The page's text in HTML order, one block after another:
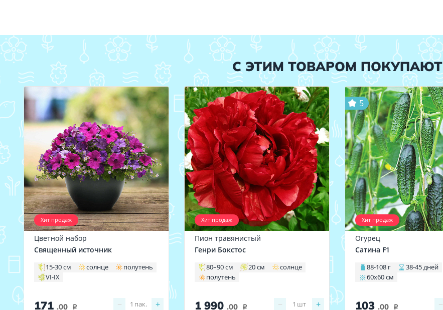
С ЭТИМ ТОВАРОМ ПОКУПАЮТ
Хит продаж
Цветной набор
Священный источник
15-30 см солнце
полутень
VI-IX
171 .00 i − +
1 пак.
Хит продаж
Пион травянистый
Генри Бокстос
80–90 см 20 см
солнце
полутень
1 990 .00 i − +
1 шт
Хит продаж
5
Огурец
Сатина F1
88-108 г
38-45 дней
60х60 см
103 .00 i −